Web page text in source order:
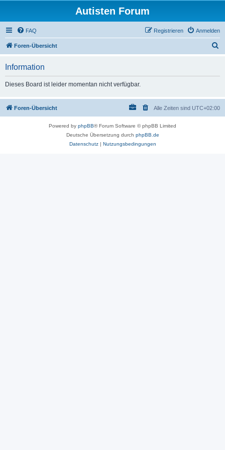
Autisten Forum
FAQ Anmelden
Registrieren
Foren-Übersicht
Information
Dieses Board ist leider momentan nicht verfügbar.
Foren-Übersicht Alle Zeiten sind UTC+02:00
Powered by phpBB® Forum Software © phpBB Limited
Deutsche Übersetzung durch phpBB.de
Datenschutz| Nutzungsbedingungen